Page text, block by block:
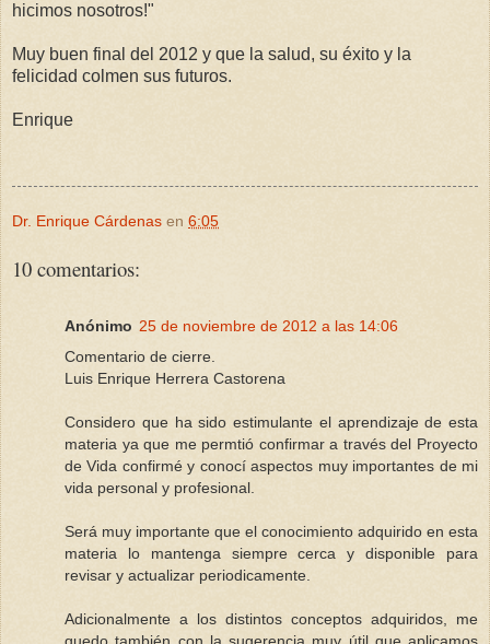
hicimos nosotros!"
Muy buen final del 2012 y que la salud, su éxito y la
felicidad colmen sus futuros.
Enrique
Dr. Enrique Cárdenas en 6:05
10 comentarios:
Anónimo 25 de noviembre de 2012 a las 14:06
Comentario de cierre.
Luis Enrique Herrera Castorena
Considero que ha sido estimulante el aprendizaje de esta
materia ya que me permtió confirmar a través del Proyecto
de Vida confirmé y conocí aspectos muy importantes de mi
vida personal y profesional.
Será muy importante que el conocimiento adquirido en esta
materia lo mantenga siempre cerca y disponible para
revisar y actualizar periodicamente.
Adicionalmente a los distintos conceptos adquiridos, me